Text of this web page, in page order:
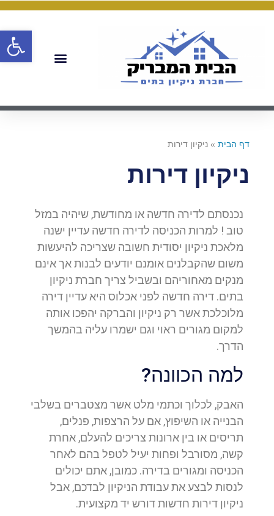
דף הבית » ניקיון דירות
ניקיון דירות
נכנסתם לדירה חדשה או מחודשת, שיהיה במזל
טוב ! למרות הכניסה לדירה חדשה עדיין ישנה
מלאכת ניקיון יסודית חשובה שצריכה להיעשות
משום שהקבלנים אומנם יודעים לבנות אך אינם
מנקים מאחוריהם ובשביל צריך חברת ניקיון
בתים. דירה חדשה לפני אכלוס היא עדיין דירה
מלוכלכת אשר רק ניקיון והברקה יהפכו אותה
למקום מגורים ראוי וגם ישמרו עליה בהמשך
הדרך.
למה הכוונה?
האבק, לכלוך וכתמי מלט אשר מצטברים בשלבי
הבנייה או השיפוץ, אם על הרצפות, פנלים,
תריסים או בין ארונות צריכים להעלם, אחרת
קשה, מסורבל ופחות יעיל לטפל בהם לאחר
הכניסה ומגורים בדירה. כמובן, אתם יכולים
לנסות לבצע את עבודת הניקיון לבדכם, אבל
ניקיון דירות חדשות דורש יד מקצועית.